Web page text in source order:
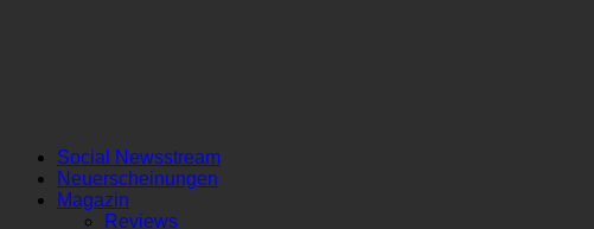
Social Newsstream
Neuerscheinungen
Magazin
Reviews